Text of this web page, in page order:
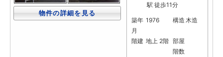
物件の詳細を見る
駅 徒歩11分
築年
月
1976 構造 木造
階建 地上 2階 部屋
階数